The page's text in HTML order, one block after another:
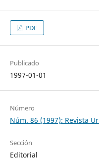
PDF
Publicado
1997-01-01
Número
Núm. 86 (1997): Revista
Sección
Editorial